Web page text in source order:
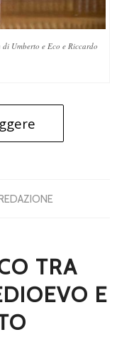
Umberto e Eco e Riccardo
REDAZIONE
TRA
E